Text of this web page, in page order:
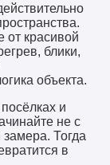
от красивой
блики,
объекта.
и
не с
замера. Тогда
в